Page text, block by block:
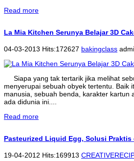
Read more
La Mia Kitchen Serunya Belajar 3D
04-03-2013 Hits:172627 bakingclass
Siapa yang tak tertarik jika melihat
menyerupai sebuah obyek tertentu. Baik
manusia, sebuah benda, karakter kartun
ada didunia ini....
Read more
Pasteurized Liquid Egg, Solusi
19-04-2012 Hits:169913